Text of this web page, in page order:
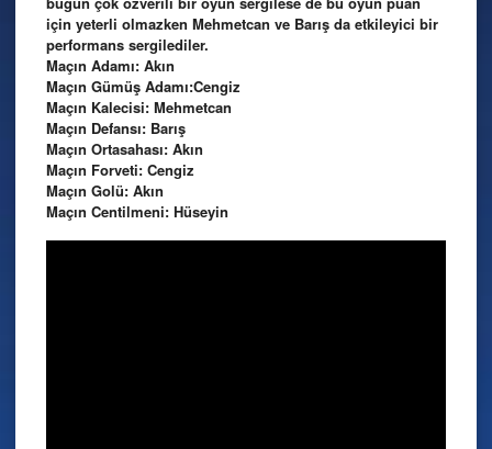
için yeterli olmazken Mehmetcan ve Barış da etkileyici bir
performans sergilediler.
Maçın Adamı: Akın
Maçın Gümüş Adamı:Cengiz
Maçın Kalecisi: Mehmetcan
Maçın Defansı: Barış
Maçın Ortasahası: Akın
Maçın Forveti: Cengiz
Maçın Golü: Akın
Maçın Centilmeni: Hüseyin